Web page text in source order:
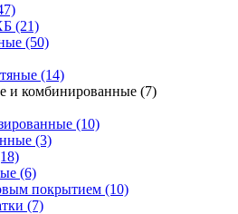
(21)
(50)
(14)
и комбинированные (7)
(10)
(3)
(6)
покрытием (10)
(7)